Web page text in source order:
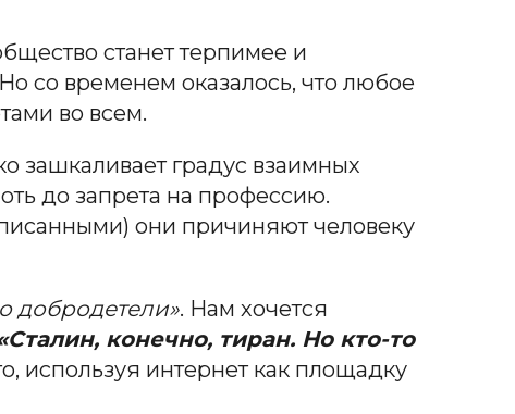
станет терпимее и
со временем оказалось, что любое
во всем.
зашкаливает градус взаимных
до запрета на профессию.
они причиняют человеку
добродетели». Нам хочется
конечно, тиран. Но кто-то
используя интернет как площадку